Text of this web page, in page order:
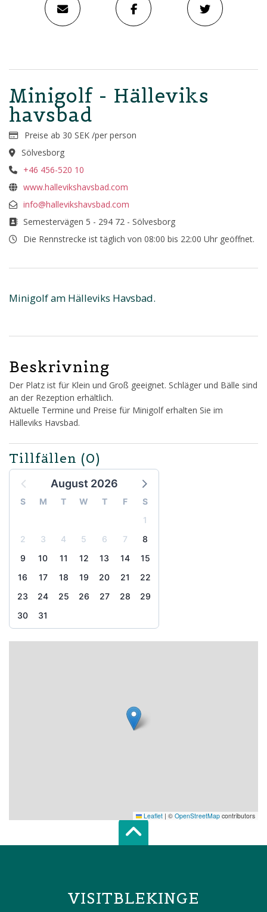
Minigolf - Hälleviks
havsbad
Preise ab 30 SEK /per person
Sölvesborg
+46 456-520 10
www.hallevikshavsbad.com
info@hallevikshavsbad.com
Semestervägen 5 - 294 72 - Sölvesborg
Die Rennstrecke ist täglich von 08:00 bis 22:00 Uhr geöffnet.
Minigolf am Hälleviks Havsbad.
Beskrivning
Der Platz ist für Klein und Groß geeignet. Schläger und Bälle sind
an der Rezeption erhältlich.
Aktuelle Termine und Preise für Minigolf erhalten Sie im
Hälleviks Havsbad.
Tillfällen (0)
August 2026
S M T W T F
S
1
2
3 4 5 6 7
8
9
10 11 12 13 14
15
16
17 18 19 20 21
22
23
24 25 26 27 28
29
30
31
Leaflet | © OpenStreetMap contributors
Scroll top of
VISITBLEKINGE